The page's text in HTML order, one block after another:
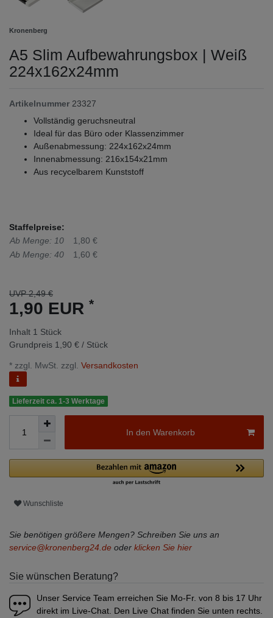
Kronenberg
A5 Slim Aufbewahrungsbox | Weiß
224x162x24mm
Artikelnummer 23327
Vollständig geruchsneutral
Ideal für das Büro oder Klassenzimmer
Außenabmessung: 224x162x24mm
Innenabmessung: 216x154x21mm
Aus recycelbarem Kunststoff
Staffelpreise:
Ab Menge: 10
1,80 €
Ab Menge: 40
1,60 €
UVP 2,49 €
1,90 EUR *
Inhalt 1 Stück
Grundpreis 1,90 € / Stück
* zzgl. MwSt. zzgl. Versandkosten
Lieferzeit ca. 1-3 Werktage
In den Warenkorb
Wunschliste
Sie benötigen größere Mengen? Schreiben Sie uns an
service@kronenberg24.de oder klicken Sie hier
Sie wünschen Beratung?
Unser Service Team erreichen Sie Mo-Fr. von 8 bis 17 Uhr
direkt im Live-Chat. Den Live Chat finden Sie unten rechts.